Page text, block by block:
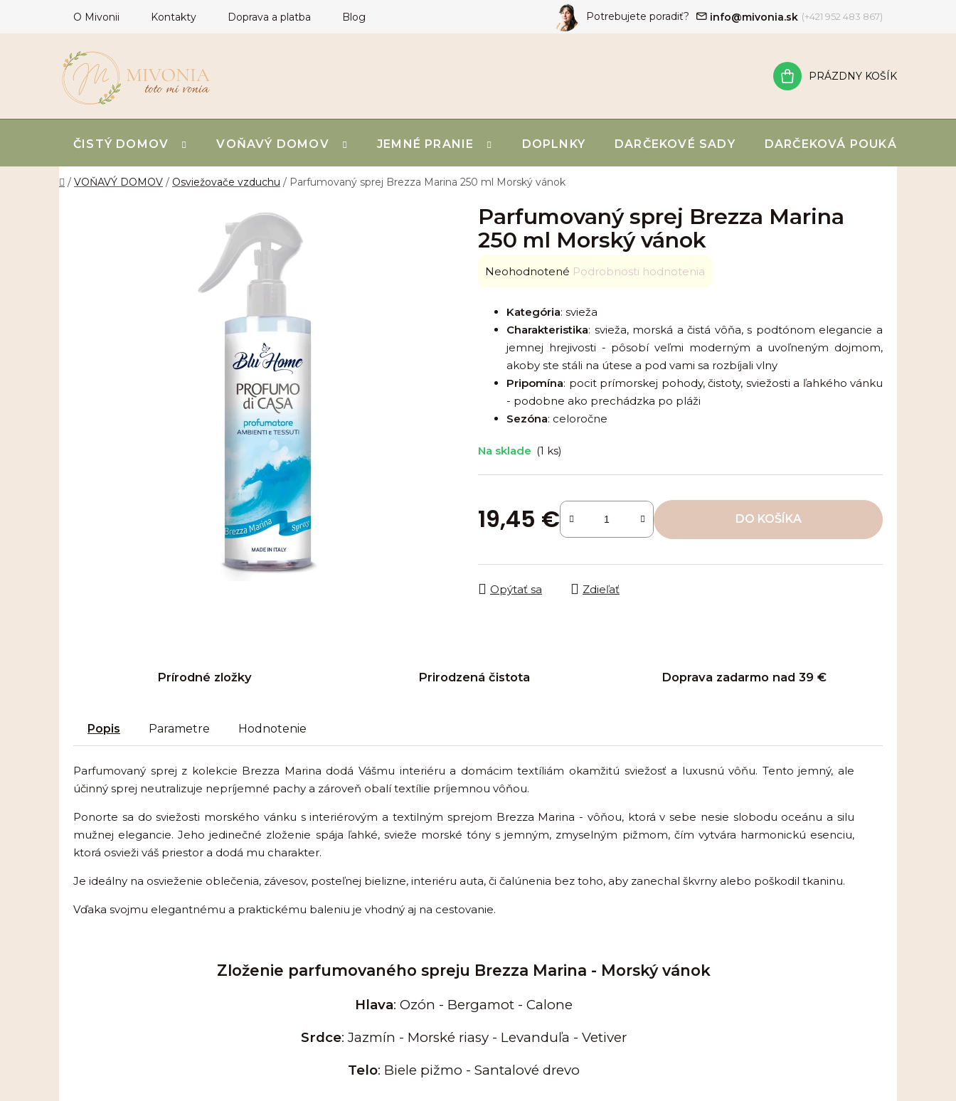
O Mivonii Kontakty Doprava a platba Blog Potrebujete poradiť? info@mivonia.sk (+421 952 483 867)
NÁKUPNÝ
PRÁZDNY KOŠÍK
ČISTÝ DOMOV VOŇAVÝ DOMOV JEMNÉ PRANIE DOPLNKY DARČEKOVÉ SADY DARČEKOVÁ POUKÁŽKA
Domov
/ VOŇAVÝ DOMOV / Osviežovače vzduchu / Parfumovaný sprej Brezza Marina 250 ml Morský vánok
Parfumovaný sprej Brezza Marina
250 ml Morský vánok
Priemerné
produktu
hviezdičiek.
Neohodnotené Podrobnosti hodnotenia
Kategória: svieža
Charakteristika: svieža, morská a čistá vôňa, s podtónom elegancie a
jemnej hrejivosti - pôsobí veľmi moderným a uvoľneným dojmom,
akoby ste stáli na útese a pod vami sa rozbíjali vlny
Pripomína: pocit prímorskej pohody, čistoty, sviežosti a ľahkého vánku
- podobne ako prechádzka po pláži
Sezóna: celoročne
Na sklade (1 ks)
19,45 €
Jednotková cena:
DO KOŠÍKA
Opýtať sa Zdieľať
Prírodné zložky Prirodzená čistota Doprava zadarmo nad 39 €
Popis Parametre Hodnotenie
Parfumovaný sprej z kolekcie Brezza Marina dodá Vášmu interiéru a domácim textíliám okamžitú sviežosť a luxusnú vôňu. Tento jemný, ale
účinný sprej neutralizuje nepríjemné pachy a zároveň obalí textílie príjemnou vôňou.
Ponorte sa do sviežosti morského vánku s interiérovým a textilným sprejom Brezza Marina - vôňou, ktorá v sebe nesie slobodu oceánu a silu
mužnej elegancie. Jeho jedinečné zloženie spája ľahké, svieže morské tóny s jemným, zmyselným pižmom, čím vytvára harmonickú esenciu,
ktorá osvieži váš priestor a dodá mu charakter.
Je ideálny na osvieženie oblečenia, závesov, posteľnej bielizne, interiéru auta, či čalúnenia bez toho, aby zanechal škvrny alebo poškodil tkaninu.
Vďaka svojmu elegantnému a praktickému baleniu je vhodný aj na cestovanie.
Zloženie parfumovaného spreju Brezza Marina - Morský vánok
Hlava: Ozón - Bergamot - Calone
Srdce: Jazmín - Morské riasy - Levanduľa - Vetiver
Telo: Biele pižmo - Santalové drevo